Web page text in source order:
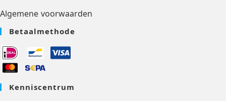
Algemene voorwaarden
Betaalmethode
Kenniscentrum